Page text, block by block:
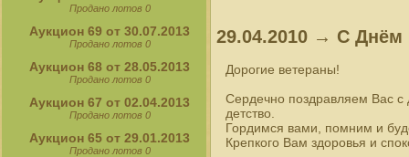
Продано лотов 0
Аукцион 69 от 30.07.2013
Продано лотов 0
Аукцион 68 от 28.05.2013
Продано лотов 0
Аукцион 67 от 02.04.2013
Продано лотов 0
Аукцион 65 от 29.01.2013
Продано лотов 0
29.04.2010 → С
Дорогие ветераны!
Сердечно поздравляем Вас
детство.
Гордимся вами, помним и
Крепкого Вам здоровья и